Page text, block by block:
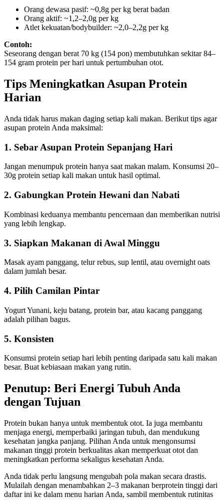
Orang dewasa pasif: ~0,8g per kg berat badan
Orang aktif: ~1,2–2,0g per kg
Atlet kekuatan/bodybuilder: ~2,0–2,2g per kg
Contoh:
Seseorang dengan berat 70 kg (154 pon) membutuhkan sekitar 84–
154 gram protein per hari untuk pertumbuhan otot.
Tips Meningkatkan Asupan Protein
Harian
Anda tidak harus makan daging setiap kali makan. Berikut tips agar
asupan protein Anda maksimal:
1. Sebar Asupan Protein Sepanjang Hari
Jangan menumpuk protein hanya saat makan malam. Konsumsi 20–
30g protein setiap kali makan untuk hasil optimal.
2. Gabungkan Protein Hewani dan Nabati
Kombinasi keduanya membantu pencernaan dan memberikan nutrisi
yang lebih lengkap.
3. Siapkan Makanan di Awal Minggu
Masak ayam panggang, telur rebus, sup lentil, atau overnight oats
dalam jumlah besar.
4. Pilih Camilan Pintar
Yogurt Yunani, keju batang, protein bar, atau kacang panggang
adalah pilihan bagus.
5. Konsisten
Konsumsi protein setiap hari lebih penting daripada satu kali makan
besar. Buat kebiasaan makan yang rutin.
Penutup: Beri Energi Tubuh Anda
dengan Tujuan
Protein bukan hanya untuk membentuk otot. Ia juga membantu
menjaga energi, memperbaiki jaringan tubuh, dan mendukung
kesehatan jangka panjang. Pilihan Anda untuk mengonsumsi
makanan tinggi protein berkualitas akan memperkuat otot dan
meningkatkan performa sekaligus kesehatan Anda.
Anda tidak perlu langsung mengubah pola makan secara drastis.
Mulailah dengan menambahkan 2–3 makanan berprotein tinggi dari
daftar ini ke dalam menu harian Anda, sambil membentuk rutinitas